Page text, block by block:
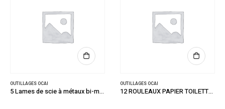
OUTILLAGES OCAI
5 Lames de scie à métaux bi-métal 300 mm
OUTILLAGES OCAI
12 ROULEAUX PAPIER TOILETTE PURE OUATE